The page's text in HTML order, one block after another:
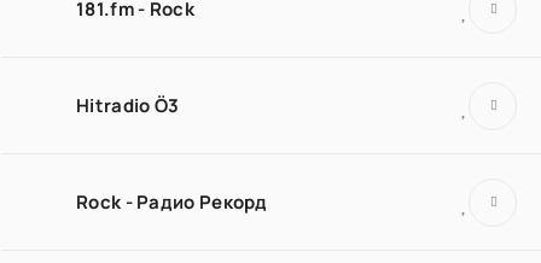
181.fm - Rock
Hitradio Ö3
Rock - Радио Рекорд